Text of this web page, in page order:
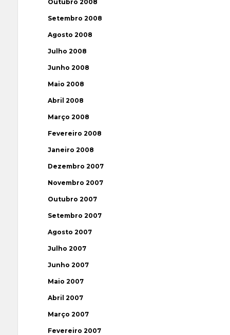
Outubro 2008
Setembro 2008
Agosto 2008
Julho 2008
Junho 2008
Maio 2008
Abril 2008
Março 2008
Fevereiro 2008
Janeiro 2008
Dezembro 2007
Novembro 2007
Outubro 2007
Setembro 2007
Agosto 2007
Julho 2007
Junho 2007
Maio 2007
Abril 2007
Março 2007
Fevereiro 2007